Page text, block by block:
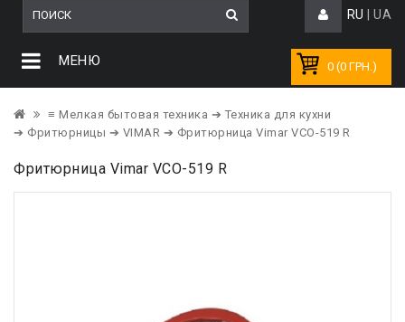
RU UA
0 (0 ГРН.)
МЕНЮ
≡ Мелкая бытовая техника ➔ Техника для кухни
➔ Фритюрницы ➔ VIMAR ➔ Фритюрница Vimar VCO-519 R
Фритюрница Vimar VCO-519 R